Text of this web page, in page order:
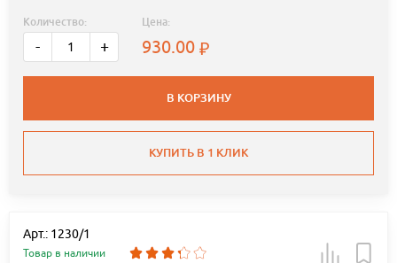
Количество:
- +
Цена:
930.00
В КОРЗИНУ
КУПИТЬ В 1 КЛИК
Арт.: 1230/1
Товар в наличии